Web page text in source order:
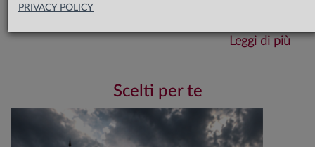
PRIVACY POLICY
Scarica il documento completo​
Leggi di più
Scelti per te